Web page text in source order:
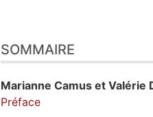
SOMMAIRE
Marianne Camus et Valérie
Préface